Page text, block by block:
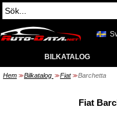
BILKATALOG
Hem >> Bilkatalog >> Fiat >> Barchetta
Fiat